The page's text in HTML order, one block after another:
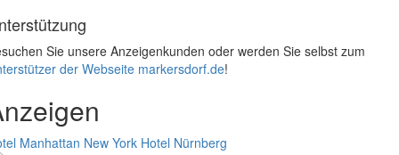
Sie unsere Anzeigenkunden oder werden Sie selbst zum
der Webseite markersdorf.de!
Manhattan New York Hotel Nürnberg